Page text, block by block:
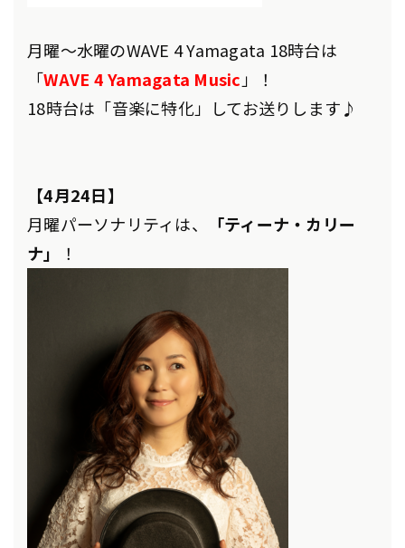
月曜～水曜のWAVE 4 Yamagata 18時台は
「WAVE 4 Yamagata Music 」！
18時台は「音楽に特化」してお送りします♪
【4月24日】
月曜パーソナリティは、
「ティーナ・カリー
ナ」
！